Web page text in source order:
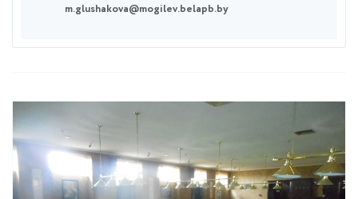
m.glushakova@mogilev.belapb.by